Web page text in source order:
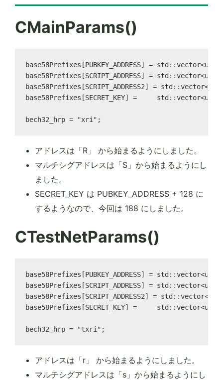
CMainParams()
base58Prefixes[PUBKEY_ADDRESS] =
base58Prefixes[SCRIPT_ADDRESS] =
base58Prefixes[SCRIPT_ADDRESS2] =
base58Prefixes[SECRET_KEY] =
アドレスは「R」 から始まるようにしました。
マルチシグアドレスは「S」から始まるようにし
ました。
SECRET_KEY は PUBKEY_ADDRESS + 128 に
するようなので、今回は 188 にしました。
CTestNetParams()
base58Prefixes[PUBKEY_ADDRESS] =
base58Prefixes[SCRIPT_ADDRESS] =
base58Prefixes[SCRIPT_ADDRESS2] =
base58Prefixes[SECRET_KEY] =
アドレスは「r」 から始まるようにしました。
マルチシグアドレスは「s」から始まるようにし